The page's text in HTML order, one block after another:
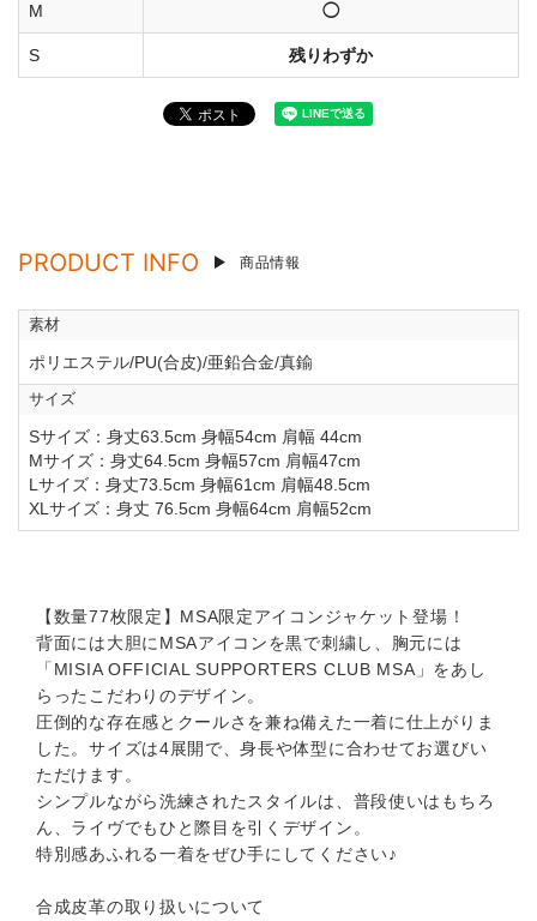
M ◯
S 残りわずか
PRODUCT INFO 商品情報
素材
ポリエステル/PU(合皮)/亜鉛合金/真鍮
サイズ
Sサイズ：身丈63.5cm 身幅54cm 肩幅 44cm
Mサイズ：身丈64.5cm 身幅57cm 肩幅47cm
Lサイズ：身丈73.5cm 身幅61cm 肩幅48.5cm
XLサイズ：身丈 76.5cm 身幅64cm 肩幅52cm
【数量77枚限定】MSA限定アイコンジャケット登場！
背面には大胆にMSAアイコンを黒で刺繍し、胸元には
「MISIA OFFICIAL SUPPORTERS CLUB MSA」をあし
らったこだわりのデザイン。
圧倒的な存在感とクールさを兼ね備えた一着に仕上がりま
した。サイズは4展開で、身長や体型に合わせてお選びい
ただけます。
シンプルながら洗練されたスタイルは、普段使いはもちろ
ん、ライヴでもひと際目を引くデザイン。
特別感あふれる一着をぜひ手にしてください♪
合成皮革の取り扱いについて